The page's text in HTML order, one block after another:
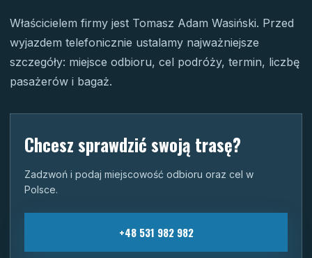
Właścicielem firmy jest Tomasz Adam Wasiński. Przed
wyjazdem telefonicznie ustalamy najważniejsze
szczegóły: miejsce odbioru, cel podróży, termin, liczbę
pasażerów i bagaż.
Chcesz sprawdzić swoją trasę?
Zadzwoń i podaj miejscowość odbioru oraz cel w
Polsce.
+48 531 982 982